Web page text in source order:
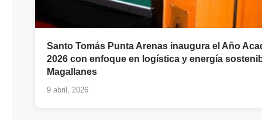
Santo Tomás Punta Arenas inaugura el Año
2026 con enfoque en logística y energía
Magallanes
9 abril, 2026